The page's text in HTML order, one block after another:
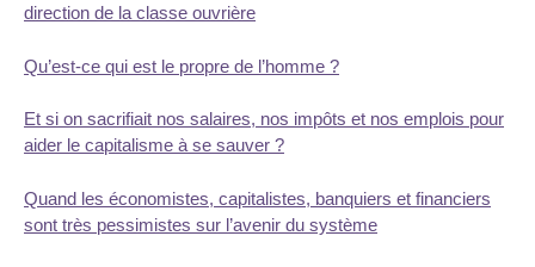
direction de la classe ouvrière
Qu’est-ce qui est le propre de l’homme ?
Et si on sacrifiait nos salaires, nos impôts et nos emplois pour
aider le capitalisme à se sauver ?
Quand les économistes, capitalistes, banquiers et financiers
sont très pessimistes sur l’avenir du système